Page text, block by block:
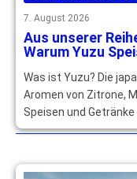
7. August 2026
Aus unserer
Warum Yuzu
Was ist Yuzu? Die
Aromen von Zitrone,
Speisen und